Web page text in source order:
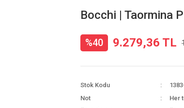
Bocchi | Taormina
%40 9.279,36 TL
Stok Kodu
Not
Her